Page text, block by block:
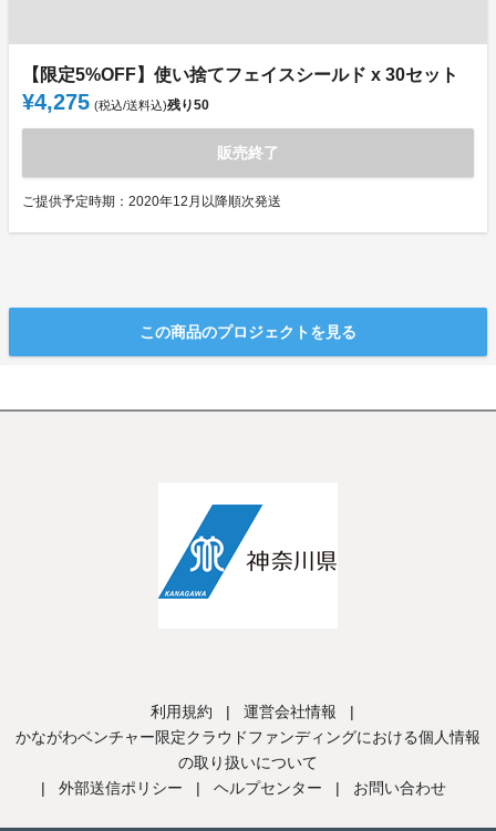
【限定5%OFF】使い捨てフェイスシールド x 30セット
¥4,275 (税込/送料込)残り50
販売終了
ご提供予定時期：2020年12月以降順次発送
この商品のプロジェクトを見る
利用規約 | 運営会社情報
|
かながわベンチャー限定クラウドファンディングにおける個人情報
の取り扱いについて
|
外部送信ポリシー | ヘルプセンター | お問い合わせ